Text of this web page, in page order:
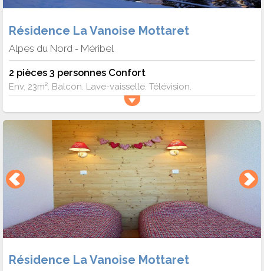
Résidence La Vanoise Mottaret
Alpes du Nord - Méribel
2 pièces 3 personnes Confort
Env. 23m². Balcon. Lave-vaisselle. Télévision.
Résidence La Vanoise Mottaret